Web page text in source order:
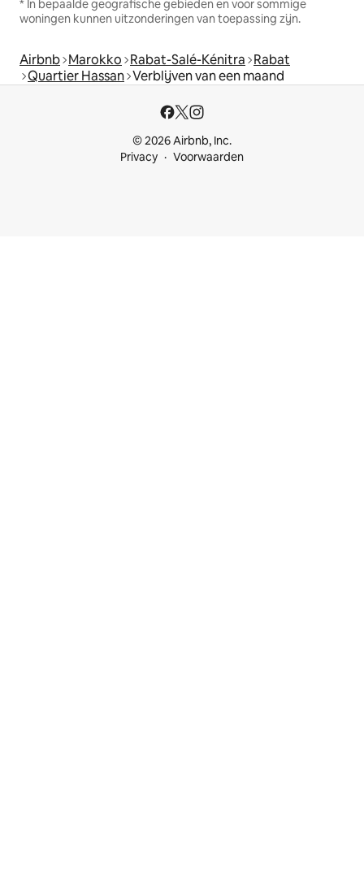
* In bepaalde geografische gebieden en voor sommige
woningen kunnen uitzonderingen van toepassing zijn.
Airbnb Marokko Rabat-Salé-Kénitra Rabat
Quartier Hassan Verblijven van een maand
© 2026 Airbnb, Inc.
Privacy
Voorwaarden